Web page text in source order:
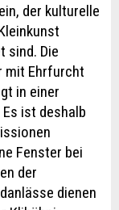
der kulturelle
sind. Die
mit Ehrfurcht
in einer
ist deshalb
Fenster bei
der
dienen